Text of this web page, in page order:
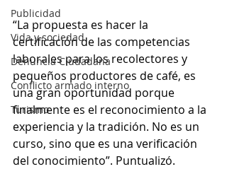
Publicidad
Vida y sociedad
Denuncia Ciudadana
Conflicto armado interno
Turismo
“La propuesta es hacer la
certificación de las competencias
laborales para los recolectores y
pequeños productores de café, es
una gran oportunidad porque
finalmente es el reconocimiento a la
experiencia y la tradición. No es un
curso, sino que es una verificación
del conocimiento”. Puntualizó.